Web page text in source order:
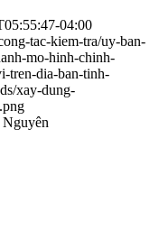
04:00
tac-kiem-tra/uy-ban-
mo-hinh-chinh-
tren-dia-ban-tinh-
xay-dung-